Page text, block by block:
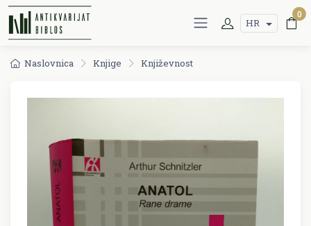
HR
0
Naslovnica Knjige Književnost